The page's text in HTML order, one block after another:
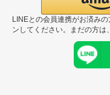
LINEとの会員連携がお済み
ンしてください。まだの方は、